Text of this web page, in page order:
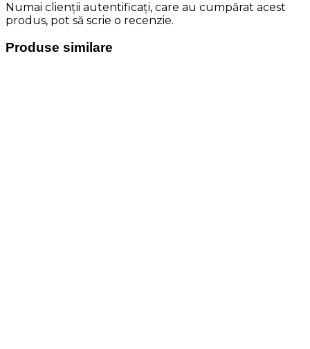
Numai clienții autentificați, care au cumpărat acest
produs, pot să scrie o recenzie.
Produse similare